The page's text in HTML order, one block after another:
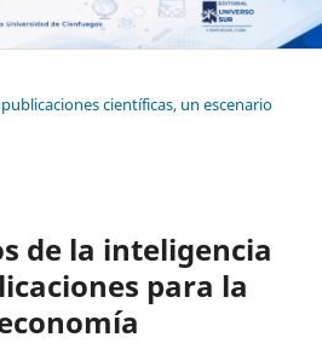
científicas, un escenario
de la inteligencia
para la